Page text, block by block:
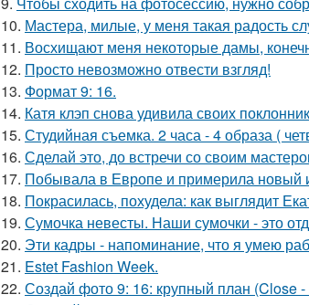
10. Мастера, милые, у меня такая радость
11. Восхищают меня некоторые дамы,
12. Просто невозможно отвести взгляд!
13. Формат 9: 16.
14. Катя клэп снова удивила своих
15. Студийная съемка. 2 часа - 4 образа (
16. Сделай это, до встречи со своим
17. Побывала в Европе и примерила новый
18. Покрасилась, похудела: как выглядит
19. Сумочка невесты. Наши сумочки - это
20. Эти кадры - напоминание, что я умею
21. Estet Fashion Week.
22. Создай фото 9: 16: крупный план (Close